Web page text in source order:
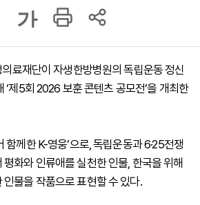
가
료재단이 자생한방병원의 독립운동 정신
‘제5회 2026 보훈 콘텐츠 공모전’을 개최한
함께한 K-영웅’으로, 독립운동과 6·25전쟁
화와 인류애를 실천한 인물, 한국을 위해
물을 작품으로 표현할 수 있다.